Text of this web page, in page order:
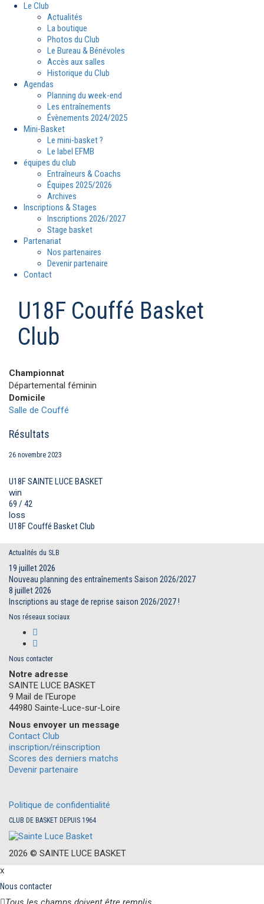
Le Club
Actualités
La boutique
Photos du Club
Le Bureau & Bénévoles
Accès aux salles
Historique du Club
Agendas
Planning du week-end
Les entraînements
Évènements 2024/2025
Mini-Basket
Le mini-basket ?
Le label EFMB
équipes du club
Entraîneurs & Coachs
Équipes 2025/2026
Archives
Inscriptions & Stages
Inscriptions 2026/2027
Stage basket
Partenariat
Nos partenaires
Devenir partenaire
Contact
U18F Couffé Basket
Club
Championnat
Départemental féminin
Domicile
Salle de Couffé
Résultats
26 novembre 2023
U18F SAINTE LUCE BASKET
win
69 / 42
loss
U18F Couffé Basket Club
Actualités du SLB
19 juillet 2026
Nouveau planning des entraînements Saison 2026/2027
8 juillet 2026
Inscriptions au stage de reprise saison 2026/2027 !
Nos réseaux sociaux
Nous contacter
Notre adresse
SAINTE LUCE BASKET
9 Mail de l'Europe
44980 Sainte-Luce-sur-Loire
Nous envoyer un message
Contact Club
inscription/réinscription
Scores des derniers matchs
Devenir partenaire
Politique de confidentialité
CLUB DE BASKET DEPUIS 1964
2026 © SAINTE L UCE BASKET
x
Nous contacter